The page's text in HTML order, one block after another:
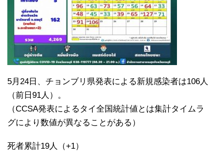
5月24日、チョンブリ県発表による新規感染者は106人
（前日91人）。
（CCSA発表によるタイ全国統計値とは集計タイムラ
グにより数値が異なることがある）
死者累計19人（+1）